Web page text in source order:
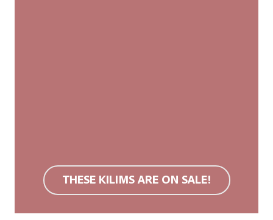
nicht im Trockner trocknen.
THESE KILIMS ARE ON SALE!